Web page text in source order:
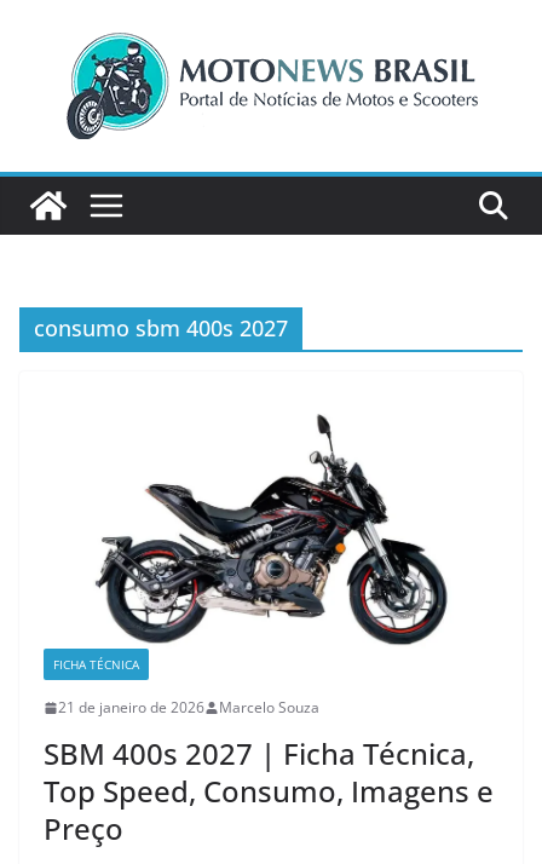
conteúdo
consumo sbm 400s 2027
FICHA TÉCNICA
21 de janeiro de 2026 Marcelo Souza
SBM 400s 2027 | Ficha Técnica,
Top Speed, Consumo, Imagens e
Preço